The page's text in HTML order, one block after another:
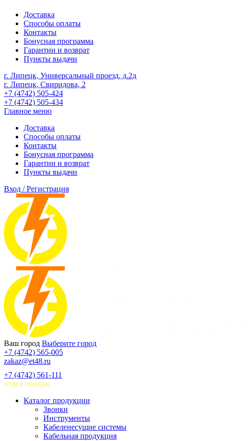
Доставка
Способы оплаты
Контакты
Бонусная программа
Гарантии и возврат
Пункты выдачи
г. Липецк, Универсальный проезд, д.2д
г. Липецк, Свиридова, 2
+7 (4742) 505-424
+7 (4742) 505-434
Главное меню
Доставка
Способы оплаты
Контакты
Бонусная программа
Гарантии и возврат
Пункты выдачи
Вход / Регистрация
Ваш город Выберите город
+7 (4742) 565-005
zakaz@et48.ru
+7 (4742) 561-111
отдел продаж
Каталог продукции
Звонки
Инструменты
Кабеленесущие системы
Кабельная продукция